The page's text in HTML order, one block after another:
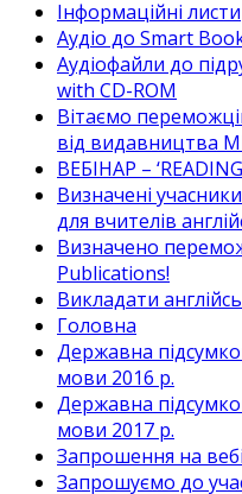
Інформаційні листи
Аудіо до Smart
Аудіофайли до
with CD-ROM
Вітаємо
від видавництва
ВЕБІНАР –
Визначені
для вчителів
Визначено
Publications!
Викладати
Головна
Державна
мови 2016 р.
Державна
мови 2017 р.
Запрошення на
Запрошуємо до